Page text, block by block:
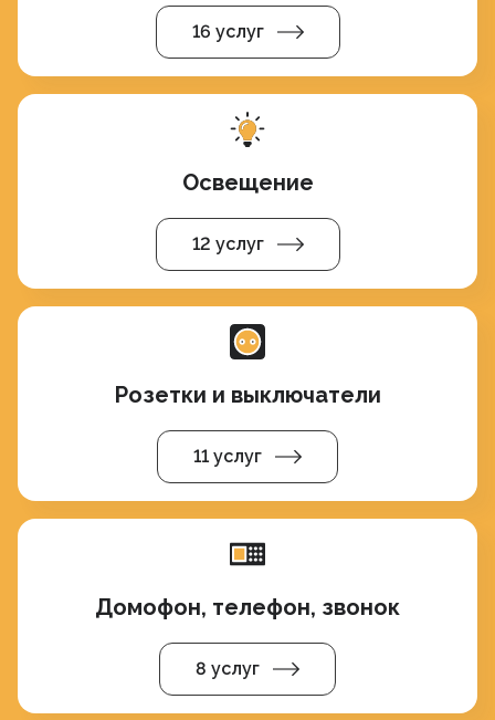
16 услуг
Освещение
12 услуг
Розетки и выключатели
11 услуг
Домофон, телефон, звонок
8 услуг